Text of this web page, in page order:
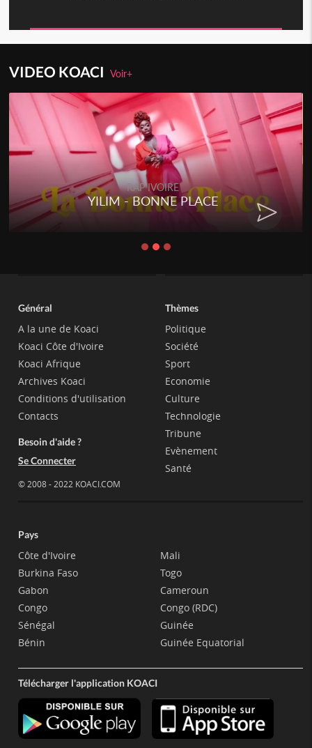
VIDEO KOACIVoir+
RAP IVOIRE
YILIM - BONNE PLACE
Général
A la une de Koaci
Koaci Côte d'Ivoire
Koaci Afrique
Archives Koaci
Conditions d'utilisation
Contacts
Besoin d'aide ?
Se Connecter
© 2008 - 2022 KOACI.COM
Thèmes
Politique
Société
Sport
Economie
Culture
Technologie
Tribune
Evènement
Santé
Pays
Côte d'Ivoire
Burkina Faso
Gabon
Congo
Sénégal
Bénin
Mali
Togo
Cameroun
Congo (RDC)
Guinée
Guinée Equatorial
Télécharger l'application KOACI